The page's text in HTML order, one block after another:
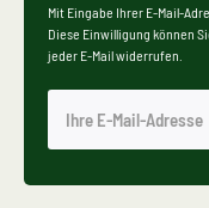
Mit Eingabe Ihrer E-Mail-
Diese Einwilligung können
jeder E-Mail widerrufen.